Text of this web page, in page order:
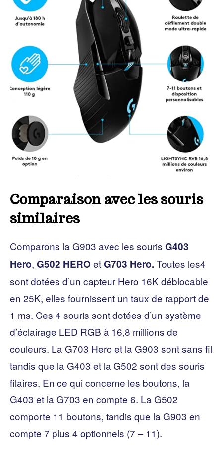
Comparaison avec les souris
similaires
Comparons la G903 avec les souris G403
Hero, G502 HERO etG703 Hero. Toutes les4
sont dotées d’un capteur Hero 16K déblocable
en 25K, elles fournissent un taux de rapport de
1 ms. Ces 4 souris sont dotées d’un système
d’éclairage LED RGB à 16,8 millions de
couleurs. La G703 Hero et la G903 sont sans fil
tandis que la G403 et la G502 sont des souris
filaires. En ce qui concerne les boutons, la
G403 et la G703 en compte 6. La G502
comporte 11 boutons, tandis que la G903 en
compte 7 plus 4 optionnels (7 – 11).